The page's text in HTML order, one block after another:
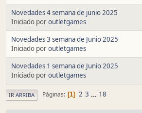
Novedades 4 semana de junio 2025
Iniciado poroutletgames
Novedades 3 semana de Junio 2025
Iniciado poroutletgames
Novedades 1 semana de Junio 2025
Iniciado poroutletgames
IR ARRIBA Páginas 1 2 3 ... 18